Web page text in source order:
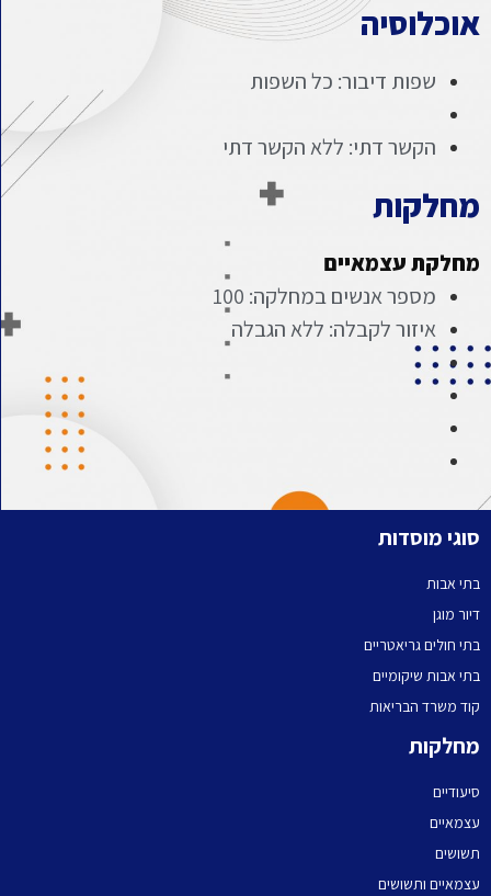
אוכלוסיה
שפות דיבור: כל השפות
הקשר דתי: ללא הקשר דתי
מחלקות
מחלקת עצמאיים
מספר אנשים במחלקה: 100
איזור לקבלה: ללא הגבלה
סוגי מוסדות
בתי אבות
דיור מוגן
בתי חולים גריאטריים
בתי אבות שיקומיים
קוד משרד הבריאות
מחלקות
סיעודיים
עצמאיים
תשושים
עצמאיים ותשושים